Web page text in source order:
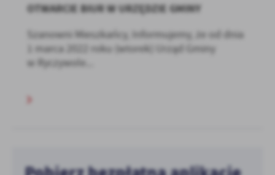
OTWARCIE BIUR W URZĘDZIE GMINY
Szanowni Mieszkańcy, Informujemy, że od dnia
1 marca 2022 roku (wtorek) Urząd Gminy
w Ryczywole...